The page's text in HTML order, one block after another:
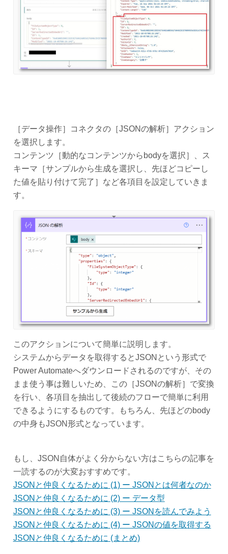
［データ操作］コネクタの［JSONの解析］アクション
を選択します。
コンテンツ［動的なコンテンツからbodyを選択］、ス
キーマ［サンプルから生成を選択し、先ほどコピーし
た値を貼り付けて完了］など各項目を設定していきま
す。
このアクションについて簡単に説明します。
システムからデータを取得するとJSONという形式で
Power Automateへダウンロードされるのですが、その
まま使う事は難しいため、この［JSONの解析］で変換
を行い、各項目を抽出して後続のフローで簡単に利用
できるようにするものです。もちろん、先ほどのbody
の中身もJSON形式となっています。
もし、JSON自体がよく分からない方はこちらの記事を
一読するのが大変おすすめです。
JSONと仲良くなるために (1) ー JSONとは何者なのか
JSONと仲良くなるために (2) ー データ型
JSONと仲良くなるために (3) ー JSONを読んでみよう
JSONと仲良くなるために (4) ー JSONの値を取得する
JSONと仲良くなるために (まとめ)